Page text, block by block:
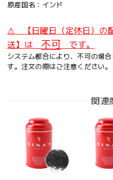
原産国名：インド
⚠ 【日曜日（定休日）の
送】は 不可 です。
システム都合により、不可の場
す。注文の際はご注意ください。
関連